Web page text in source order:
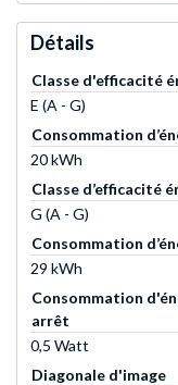
Détails
Classe d'efficacité
E (A - G)
Consommation
20 kWh
Classe d’efficacité
G (A - G)
Consommation
29 kWh
Consommation
arrêt
0,5 Watt
Diagonale d'image